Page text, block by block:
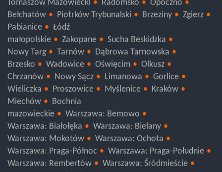
Tomaszów Mazowiecki
Radomsko
Opoczno
Bełchatów
Piotrków Trybunalski Brzeziny
Zgierz
Pabianice
Łódź
małopolskie
Zakopane
Sucha Beskidzka
Nowy Targ
Tarnów
Dąbrowa Tarnowska
Brzesko
Wadowice Oświęcim
Olkusz
Chrzanów
Nowy Sącz Limanowa
Gorlice
Wieliczka
Proszowice Myślenice
Kraków
Miechów
Bochnia
mazowieckie
Warszawa: Bemowo
Warszawa: Białołęka
Warszawa: Bielany
Warszawa: Mokotów
Warszawa: Ochota
Warszawa: Praga-Północ
Warszawa: Praga-Południe
Warszawa: Rembertów
Warszawa: Śródmieście